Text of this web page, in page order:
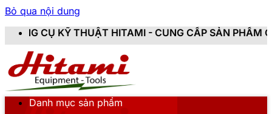
Bỏ qua nội dung
HITAMI - CUNG CẤP SẢN PHẨM CHÍNH HÃNG,
Danh mục sản phẩm